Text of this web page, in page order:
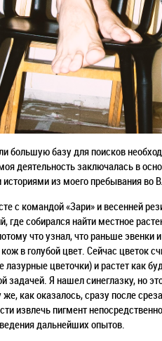
большую базу для поисков
деятельность заключалась в
из моего пребывания во
с командой «Зари» и весенней
где собирался найти местное
что узнал, что раньше эвенки
в голубой цвет. Сейчас цветок
цветочки) и растет как
задачей. Я нашел синеглазку, но
как оказалось, сразу после
извлечь пигмент
дальнейших опытов.